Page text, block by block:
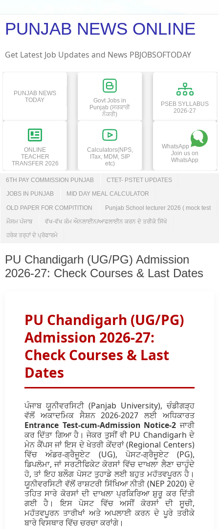
PUNJAB NEWS ONLINE
Get Latest Job Updates and News PBJOBSOFTODAY
PUNJAB NEWS
TODAY
Govt Jobs in
Punjab (ਸਰਕਾਰੀ
ਨੌਕਰੀ)
PSEB SYLLABUS
2026-27
ONLINE
TEACHER
TRANSFER 2026
Calculators(NPS,
ITax, MDM, SIP
etc)
WhatsApp
Join us on
WhatsApp
6TH PAY COMMISSION PUNJAB CTET- PSTET UPDATES
JOBS IN PUNJAB MID DAY MEAL CALCULATOR
OLD PAPER FOR COMPITITION Punjab School lecturer 2026 ( mock test
ਮੌਸਮ ਪੰਜਾਬ ਵੱਖ-ਵੱਖ ਕੰਮ ਔਨਲਾਈਨ/ਆਫਲਾਈਨ ਕਰਨ ਦੇ ਤਰੀਕੇ ਸਿੱਖੋ
ਹਰੇਕ ਤਰ੍ਹਾਂ ਦੇ ਪ੍ਰੋਫਾਰਮੇ
PU Chandigarh (UG/PG) Admission
2026-27: Check Courses & Last Dates
PU Chandigarh (UG/PG)
Admission 2026-27:
Check Courses & Last
Dates
ਪੰਜਾਬ ਯੂਨੀਵਰਸਿਟੀ (Panjab University), ਚੰਡੀਗੜ੍ਹ
ਵੱਲੋਂ ਅਕਾਦਮਿਕ ਸੈਸ਼ਨ 2026-2027 ਲਈ ਅਧਿਕਾਰਤ
Entrance Test-cum-Admission Notice-2 ਜਾਰੀ
ਕਰ ਦਿੱਤਾ ਗਿਆ ਹੈ। ਜੇਕਰ ਤੁਸੀਂ ਵੀ PU Chandigarh ਦੇ
ਮੇਨ ਕੈਂਪਸ ਜਾਂ ਇਸ ਦੇ ਖੇਤਰੀ ਕੇਂਦਰਾਂ (Regional Centers)
ਵਿੱਚ ਅੰਡਰ-ਗ੍ਰੈਜੂਏਟ (UG), ਪੋਸਟ-ਗ੍ਰੈਜੂਏਟ (PG),
ਡਿਪਲੋਮਾ, ਜਾਂ ਸਰਟੀਫਿਕੇਟ ਕੋਰਸਾਂ ਵਿੱਚ ਦਾਖਲਾ ਲੈਣਾ ਚਾਹੁੰਦੇ
ਹੋ, ਤਾਂ ਇਹ ਬਲੌਗ ਪੋਸਟ ਤੁਹਾਡੇ ਲਈ ਬਹੁਤ ਮਹੱਤਵਪੂਰਨ ਹੈ।
ਯੂਨੀਵਰਸਿਟੀ ਵੱਲੋਂ ਰਾਸ਼ਟਰੀ ਸਿੱਖਿਆ ਨੀਤੀ (NEP 2020) ਦੇ
ਤਹਿਤ ਸਾਰੇ ਕੋਰਸਾਂ ਦੀ ਦਾਖਲਾ ਪ੍ਰਕਿਰਿਆ ਸ਼ੁਰੂ ਕਰ ਦਿੱਤੀ
ਗਈ ਹੈ। ਇਸ ਪੋਸਟ ਵਿੱਚ ਅਸੀਂ ਕੋਰਸਾਂ ਦੀ ਸੂਚੀ,
ਮਹੱਤਵਪੂਰਨ ਤਾਰੀਖਾਂ ਅਤੇ ਅਪਲਾਈ ਕਰਨ ਦੇ ਪੂਰੇ ਤਰੀਕੇ
ਬਾਰੇ ਵਿਸਥਾਰ ਵਿੱਚ ਚਰਚਾ ਕਰਾਂਗੇ।